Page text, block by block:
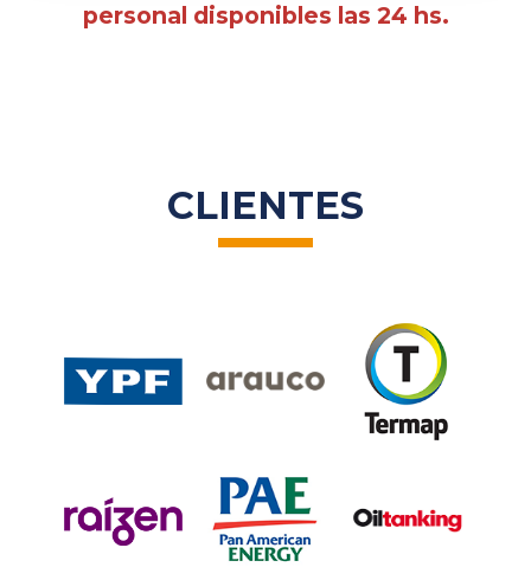
personal disponibles las 24 hs.
CLIENTES